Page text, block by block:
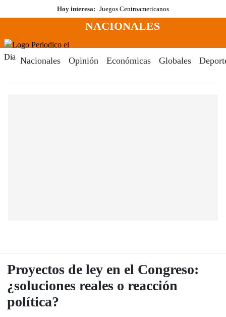
al
Hoy interesa: Juegos Centroamericanos
Menú
NACIONALES
Nacionales Opinión Económicas Globales
Proyectos de ley en el Congreso:
¿soluciones reales o reacción
política?